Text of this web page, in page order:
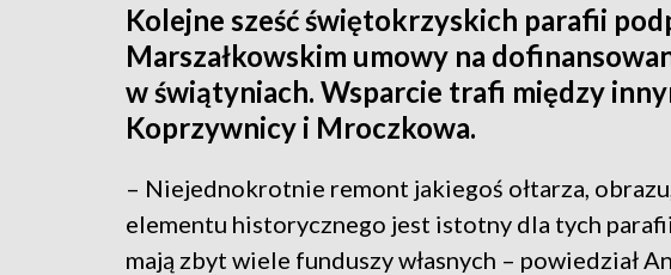
Kolejne sześć świętokrzyskich parafii
Marszałkowskim umowy na
w świątyniach. Wsparcie trafi między
Koprzywnicy i Mroczkowa.
– Niejednokrotnie remont jakiegoś ołtarza,
elementu historycznego jest istotny dla tych
mają zbyt wiele funduszy własnych – powiedział